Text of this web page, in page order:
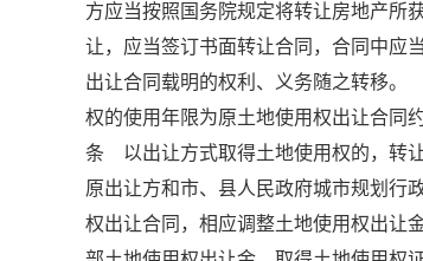
方应当按照国务院规定将转让房地产
让，应当签订书面转让合同，合同中
出让合同载明的权利、义务随之转移
权的使用年限为原土地使用权出让合
条 以出让方式取得土地使用权的，转
原出让方和市、县人民政府城市规划行
权出让合同，相应调整土地使用权